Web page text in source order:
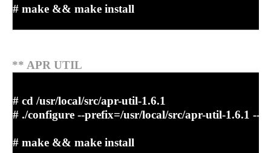
# make && make install
** APR UTIL
# cd /usr/local/src/apr-util-1.6.1
# ./configure --prefix=/usr/local/src/apr-util-1.6.1 --
# make && make install